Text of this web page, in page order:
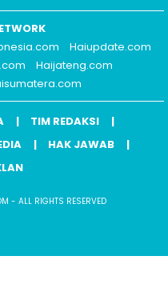
Haiupdate.com
Haijateng.com
TIM REDAKSI
HAK JAWAB
- ALL RIGHTS RESERVED